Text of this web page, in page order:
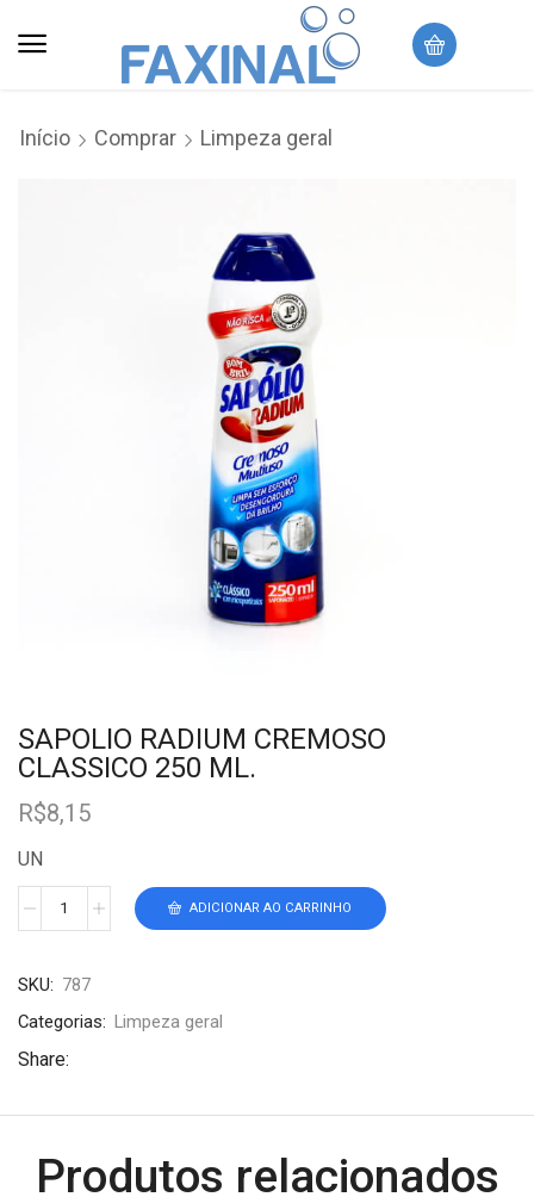
Início Comprar Limpeza geral
SAPOLIO RADIUM CREMOSO
CLASSICO 250 ML.
R$8,15
UN
ADICIONAR AO CARRINHO
SKU: 787
Categorias: Limpeza geral
Share:
Produtos relacionados